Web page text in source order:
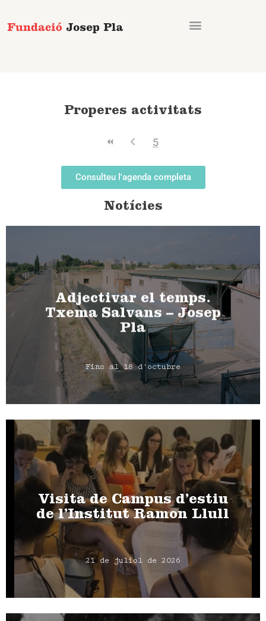
al
Properes activitats
5
Consulteu l'agenda completa
Notícies
Adjectivar el temps.
Txema Salvans – Josep
Pla
Fins al 18 d'octubre
Visita de Campus d’estiu
de l’Institut Ramon Llull
21 de juliol de 2026